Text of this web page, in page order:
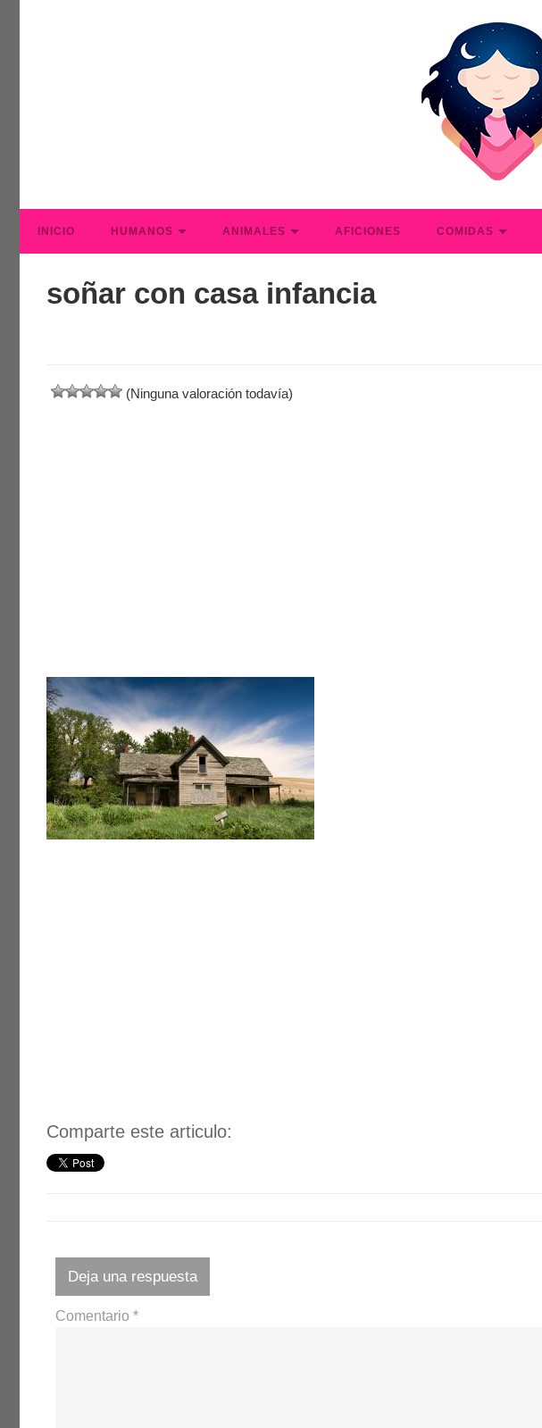
INICIO HUMANOS ANIMALES AFICIONES COMIDAS
soñar con casa infancia
(Ninguna valoración todavía)
Comparte este articulo:
Deja una respuesta
Comentario *